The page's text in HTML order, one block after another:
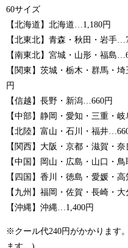
60サイズ
【北海道】北海道…1,180円
【北東北】青森・秋田・岩手
【南東北】宮城・山形・福島
【関東】茨城・栃木・群馬・
円
【信越】長野・新潟…660円
【中部】静岡・愛知・三重・
【北陸】富山・石川・福井
【関西】大阪・京都・滋賀・
【中国】岡山・広島・山口・
【四国】香川・徳島・愛媛・
【九州】福岡・佐賀・長崎・
【沖縄】沖縄…1,400円
※クール代240円がかかります